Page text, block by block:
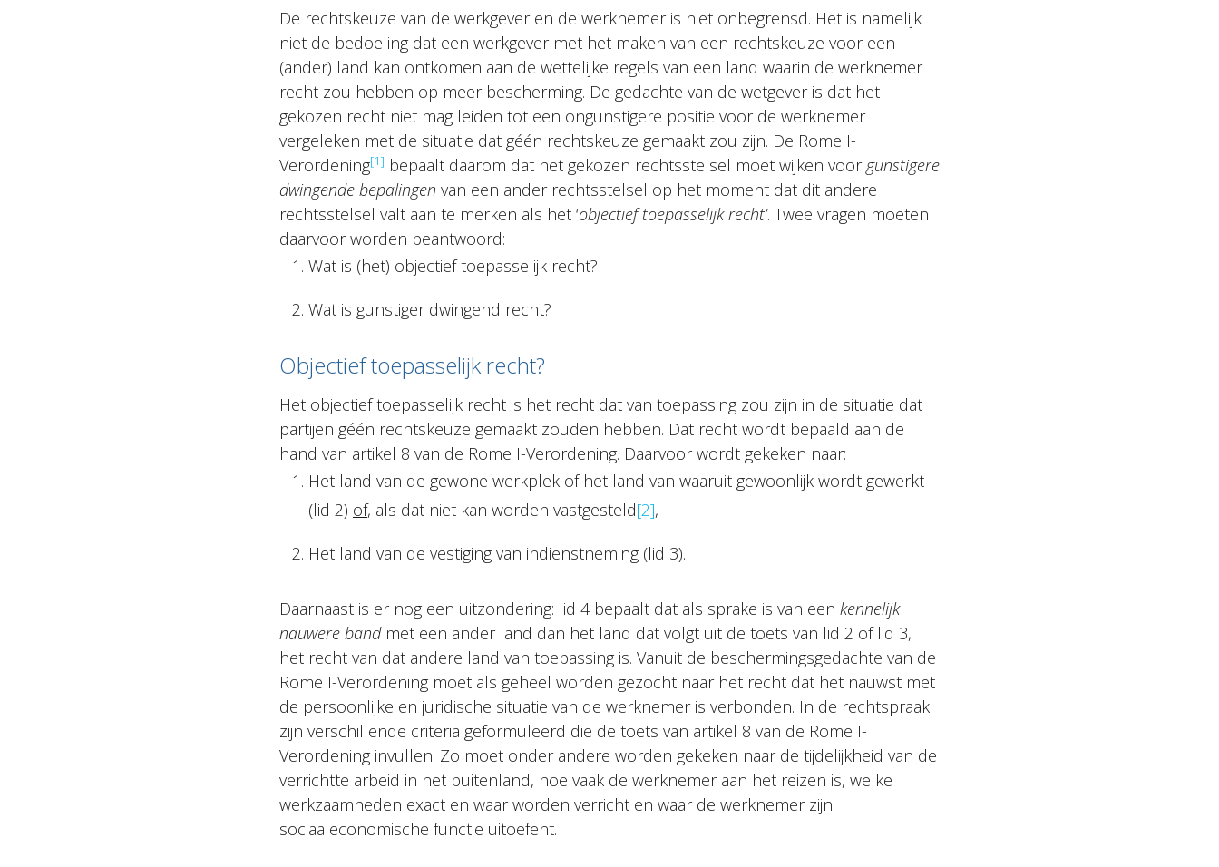
De rechtskeuze van de werkgever en de werknemer is niet onbegrensd. Het is namelijk
niet de bedoeling dat een werkgever met het maken van een rechtskeuze voor een
(ander) land kan ontkomen aan de wettelijke regels van een land waarin de werknemer
recht zou hebben op meer bescherming. De gedachte van de wetgever is dat het
gekozen recht niet mag leiden tot een ongunstigere positie voor de werknemer
vergeleken met de situatie dat géén rechtskeuze gemaakt zou zijn. De Rome I-
Verordening[1] bepaalt daarom dat het gekozen rechtsstelsel moet wijken voorgunstigere
dwingende bepalingen van een ander rechtsstelsel op het moment dat dit andere
rechtsstelsel valt aan te merken als het ‘objectief toepasselijk recht’. Twee vragen moeten
daarvoor worden beantwoord:
Wat is (het) objectief toepasselijk recht?
Wat is gunstiger dwingend recht?
Objectief toepasselijk recht?
Het objectief toepasselijk recht is het recht dat van toepassing zou zijn in de situatie dat
partijen géén rechtskeuze gemaakt zouden hebben. Dat recht wordt bepaald aan de
hand van artikel 8 van de Rome I-Verordening. Daarvoor wordt gekeken naar:
Het land van de gewone werkplek of het land van waaruit gewoonlijk wordt gewerkt
(lid 2) of, als dat niet kan worden vastgesteld[2],
Het land van de vestiging van indienstneming (lid 3).
Daarnaast is er nog een uitzondering: lid 4 bepaalt dat als sprake is van een kennelijk
nauwere band met een ander land dan het land dat volgt uit de toets van lid 2 of lid 3,
het recht van dat andere land van toepassing is. Vanuit de beschermingsgedachte van de
Rome I-Verordening moet als geheel worden gezocht naar het recht dat het nauwst met
de persoonlijke en juridische situatie van de werknemer is verbonden. In de rechtspraak
zijn verschillende criteria geformuleerd die de toets van artikel 8 van de Rome I-
Verordening invullen. Zo moet onder andere worden gekeken naar de tijdelijkheid van de
verrichtte arbeid in het buitenland, hoe vaak de werknemer aan het reizen is, welke
werkzaamheden exact en waar worden verricht en waar de werknemer zijn
sociaaleconomische functie uitoefent.